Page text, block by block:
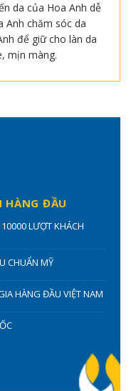
da của Hoa Anh dễ
Anh chăm sóc da
để giữ cho làn da
mịn màng.
HÀNG ĐẦU
LƯỢT KHÁCH
CHUẨN MỸ
HÀNG ĐẦU VIỆT NAM